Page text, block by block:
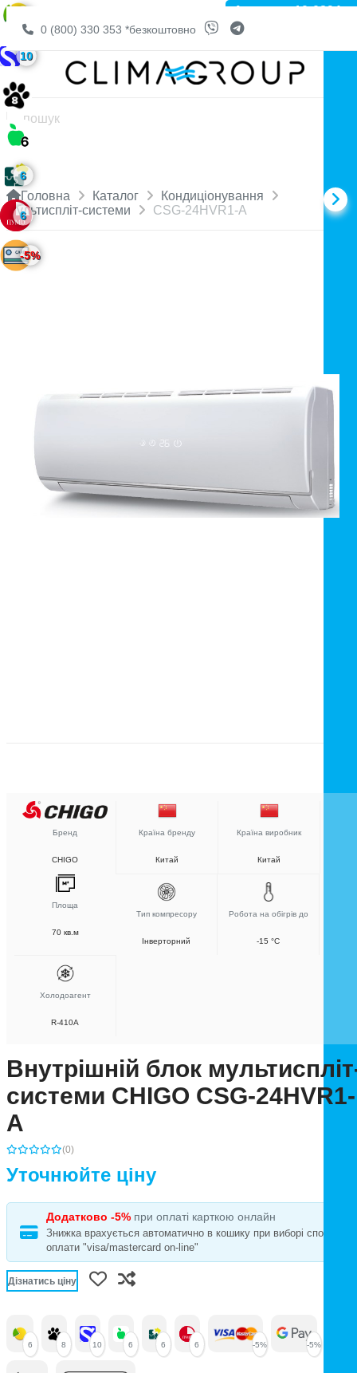
0 (800) 330 353 *безкоштовно
Головна Каталог
Кондиціонування
Мультиспліт-системи
CSG-24HVR1-А
Артикул: 10-0894
10
6
6
-5%
Бренд
CHIGO
Країна бренду
Китай
Країна виробник
Китай
Площа
70 кв.м
Тип компресору
Інверторний
Робота на обігрів до
-15 °C
Холодоагент
R-410A
Внутрішній блок
системи CHIGO CSG-24HVR1-
А
(0)
Уточнюйте ціну
Додатково -5% при оплаті карткою онлайн
Знижка врахується автоматично в кошику при виборі способу
оплати "visa/mastercard on-line"
Дізнатись ціну
6 8 10 6 6 6 -5% -5%